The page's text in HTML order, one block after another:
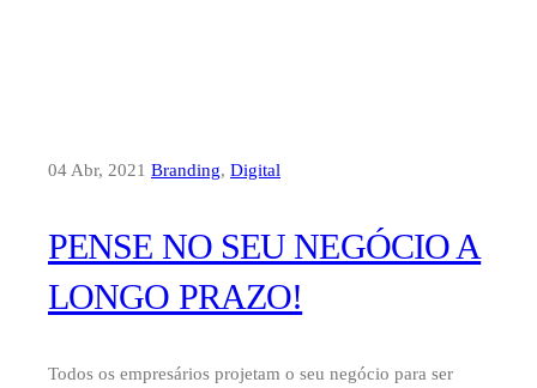
04 Abr, 2021 Branding, Digital
PENSE NO SEU NEGÓCIO A
LONGO PRAZO!
Todos os empresários projetam o seu negócio para ser